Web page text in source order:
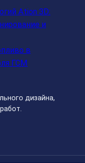
Ation 3D:
и
в
ГСМ
дизайна,